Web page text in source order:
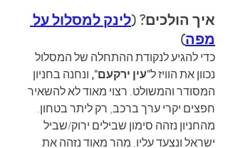
איך הולכים? (לינק למסלול על
מפה)
כדי להגיע לנקודת ההתחלה של המסלול
נכוון את הוויז ל"עין ירקעם", ונחנה בחניון
המסודר והמשולט. רצוי מאוד לא להשאיר
חפצים יקרי ערך ברכב, רק ליתר בטחון.
מהחניון נזהה סימון שבילים ירוק/שביל
ישראל ונצעד עליו. מהר מאוד נזהה את